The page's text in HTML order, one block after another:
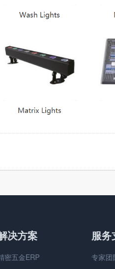
决方案
密五金ERP
服务
专家团